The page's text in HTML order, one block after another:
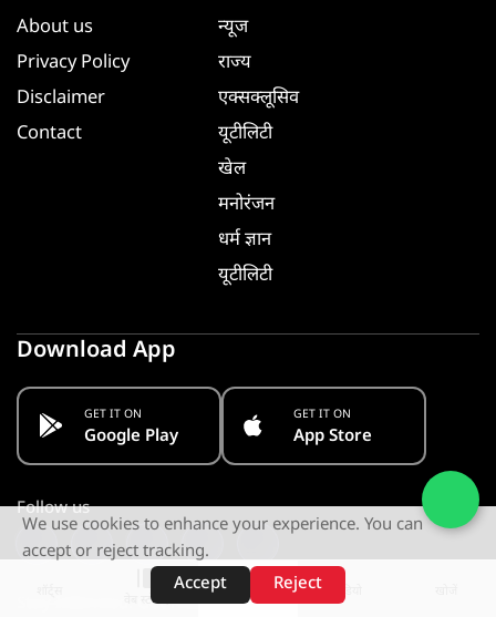
वेब स्टोरीज़
About us
Privacy Policy
Disclaimer
Contact
न्यूज
राज्य
एक्सक्लूसिव
यूटीलिटी
खेल
मनोरंजन
धर्म ज्ञान
यूटीलिटी
Download App
GET IT ON
Google Play
GET IT ON
App Store
Follow us
Stay Informed. Get Notified
We use cookies to enhance your experience. You can
accept or reject tracking.
Accept
Reject